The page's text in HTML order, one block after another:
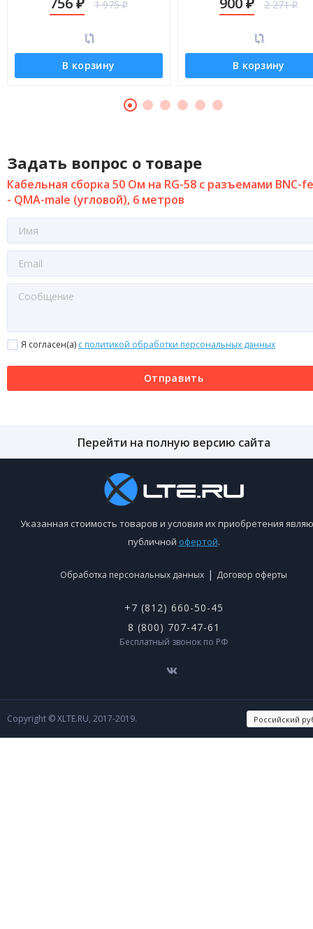
₽ 1 975₽
В корзину
₽ 2 271₽
В корзину
Задать вопрос о товаре
Кабельная сборка 50 Ом на RG-58 с разъемами BNC-
- QMA-male (угловой), 6 метров
Я согласен(a) с политикой обработки персональных данных
Отправить
Перейти на полную версию сайта
Указанная стоимость товаров и условия их приобретения
публичной офертой.
Обработка персональных данных | Договор оферты
+7 (812) 660-50-45
8 (800) 707-47-61
Бесплатный звонок по РФ
Copyright © XLTE.RU, 2017-2019.